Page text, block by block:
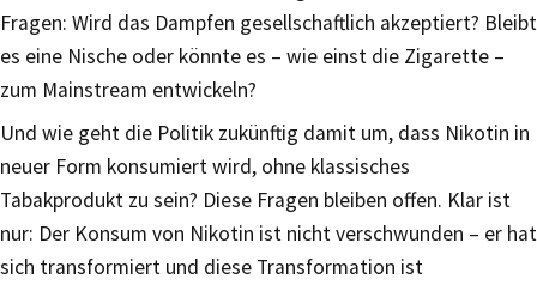
Fragen: Wird das Dampfen gesellschaftlich akzeptiert? Bleibt
es eine Nische oder könnte es – wie einst die Zigarette –
zum Mainstream entwickeln?
Und wie geht die Politik zukünftig damit um, dass Nikotin in
neuer Form konsumiert wird, ohne klassisches
Tabakprodukt zu sein? Diese Fragen bleiben offen. Klar ist
nur: Der Konsum von Nikotin ist nicht verschwunden – er hat
sich transformiert und diese Transformation ist